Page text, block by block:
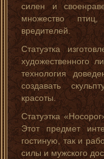
силен и
множество
вредителей.
Статуэтка
художественного
технология
создавать
красоты.
Статуэтка
Этот предмет
гостиную, так и
силы и мужского